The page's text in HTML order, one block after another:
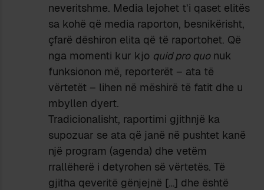
neveritshme. Media lejohet t’i qaset elitës
sa kohë që media raporton, besnikërisht,
çfarë dëshiron elita që të raportohet. Që
nga momenti kur kjo quid pro quonuk
funksionon më, reporterët – ata të
vërtetët – lihen në mëshirë të fatit dhe u
mbyllen dyert.
Tradicionalisht, raportimi gjithnjë ka
supozuar se ata që janë në pushtet kanë
një program (agenda) dhe vetëm
rrallëherë i detyrohen së vërtetës. Të
gjitha qeveritë gënjejnë […] dhe është